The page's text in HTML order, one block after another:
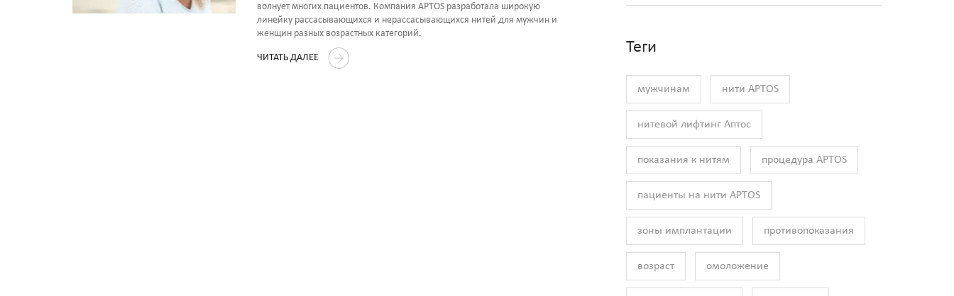
волнует многих пациентов. Компания APTOS разработала широкую
линейку рассасывающихся и нерассасывающихся нитей для мужчин и
женщин разных возрастных категорий.
ЧИТАТЬ ДАЛЕЕ
Теги
мужчинам нити APTOS
нитевой лифтинг Аптос
показания к нитям процедура APTOS
пациенты на нити APTOS
зоны имплантации противопоказания
возраст омоложение